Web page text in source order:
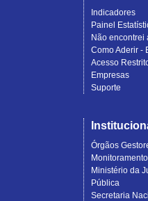
Indicadores
Painel
Não encontrei
Como Aderir -
Acesso
Empresas
Suporte
Órgãos
Monitoramento
Ministério da
Pública
Secretaria